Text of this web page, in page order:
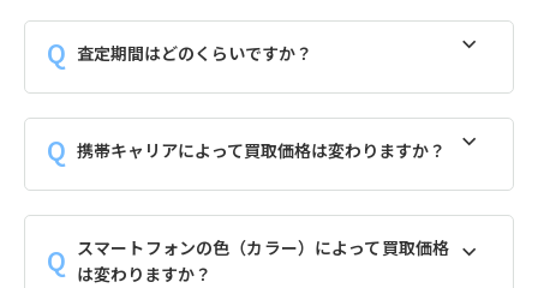
査定期間はどのくらいですか？
携帯キャリアによって買取価格は変わりますか？
スマートフォンの色（カラー）によって買取価格
は変わりますか？